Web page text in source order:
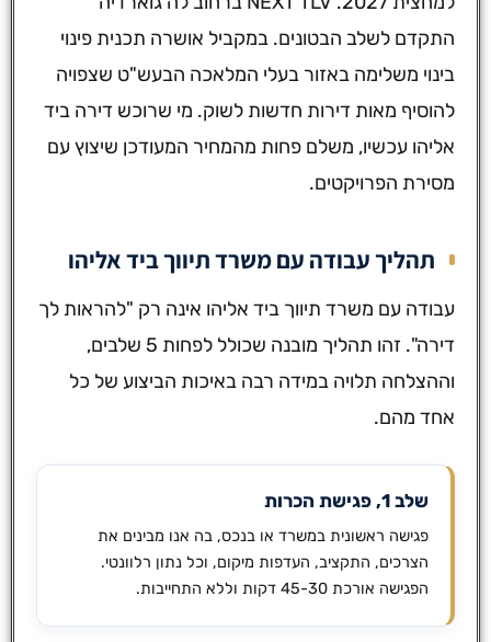
התקדם לשלב הבטונים. במקביל אושרה תכנית פינוי
בינוי משלימה באזור בעלי המלאכה הבעש"ט שצפויה
להוסיף מאות דירות חדשות לשוק. מי שרוכש דירה ביד
אליהו עכשיו, משלם פחות מהמחיר המעודכן שיצוץ עם
מסירת הפרויקטים.
תהליך עבודה עם משרד תיווך ביד אליהו
עבודה עם משרד תיווך ביד אליהו אינה רק "להראות לך
דירה". זהו תהליך מובנה שכולל לפחות 5 שלבים,
וההצלחה תלויה במידה רבה באיכות הביצוע של כל
אחד מהם.
שלב 1, פגישת הכרות
פגישה ראשונית במשרד או בנכס, בה אנו מבינים את
הצרכים, התקציב, העדפות מיקום, וכל נתון רלוונטי.
הפגישה אורכת 45-30 דקות וללא התחייבות.